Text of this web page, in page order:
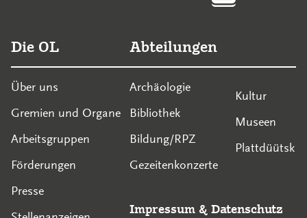
Die OL
Über uns
Gremien und Organe
Arbeitsgruppen
Förderungen
Presse
Abteilungen
Archäologie
Bibliothek
Bildung/RPZ
Gezeitenkonzerte
Kultur
Museen
Plattdüütsk
Impressum & Datenschutz